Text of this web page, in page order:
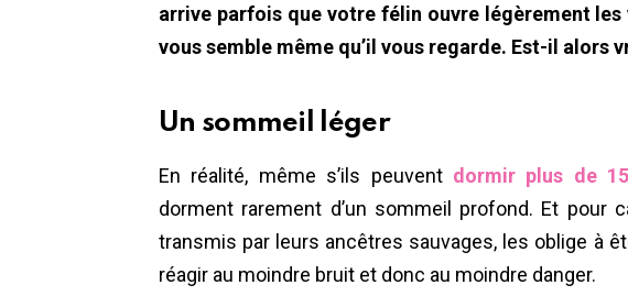
arrive parfois que votre félin ouvre légèrement les
vous semble même qu’il vous regarde. Est-il alors
Un sommeil léger
En réalité, même s’ils peuvent dormir plus de
dorment rarement d’un sommeil profond. Et pour
transmis par leurs ancêtres sauvages, les oblige à
réagir au moindre bruit et donc au moindre danger.